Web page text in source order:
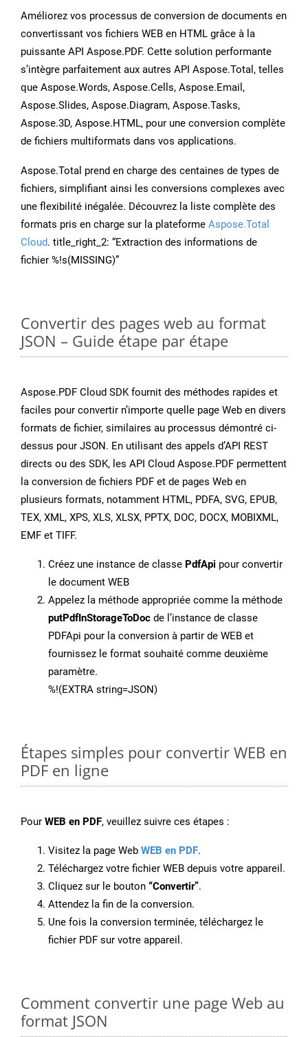
Améliorez vos processus de conversion de documents en
convertissant vos fichiers WEB en HTML grâce à la
puissante API Aspose.PDF. Cette solution performante
s’intègre parfaitement aux autres API Aspose.Total, telles
que Aspose.Words, Aspose.Cells, Aspose.Email,
Aspose.Slides, Aspose.Diagram, Aspose.Tasks,
Aspose.3D, Aspose.HTML, pour une conversion complète
de fichiers multiformats dans vos applications.
Aspose.Total prend en charge des centaines de types de
fichiers, simplifiant ainsi les conversions complexes avec
une flexibilité inégalée. Découvrez la liste complète des
formats pris en charge sur la plateforme Aspose.Total
Cloud. title_right_2: “Extraction des informations de
fichier %!s(MISSING)”
Convertir des pages web au format
JSON – Guide étape par étape
Aspose.PDF Cloud SDK fournit des méthodes rapides et
faciles pour convertir n’importe quelle page Web en divers
formats de fichier, similaires au processus démontré ci-
dessus pour JSON. En utilisant des appels d’API REST
directs ou des SDK, les API Cloud Aspose.PDF permettent
la conversion de fichiers PDF et de pages Web en
plusieurs formats, notamment HTML, PDFA, SVG, EPUB,
TEX, XML, XPS, XLS, XLSX, PPTX, DOC, DOCX, MOBIXML,
EMF et TIFF.
Créez une instance de classe PdfApi pour convertir
le document WEB
Appelez la méthode appropriée comme la méthode
putPdfInStorageToDoc de l’instance de classe
PDFApi pour la conversion à partir de WEB et
fournissez le format souhaité comme deuxième
paramètre.
%!(EXTRA string=JSON)
Étapes simples pour convertir WEB en
PDF en ligne
Pour WEB en PDF, veuillez suivre ces étapes :
Visitez la page Web WEB en PDF.
Téléchargez votre fichier WEB depuis votre appareil.
Cliquez sur le bouton “Convertir”.
Attendez la fin de la conversion.
Une fois la conversion terminée, téléchargez le
fichier PDF sur votre appareil.
Comment convertir une page Web au
format JSON